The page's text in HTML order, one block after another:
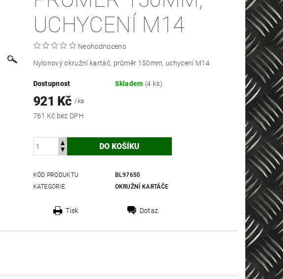
UCHYCENÍ M14
Neohodnoceno
Nylonový okružní kartáč, průměr 150mm, uchycení M14
Dostupnost Skladem (4 ks)
921 Kč/ ks
761 Kč bez DPH
KÓD PRODUKTU
BL97650
KATEGORIE
OKRUŽNÍ KARTÁČE
Tisk Dotaz